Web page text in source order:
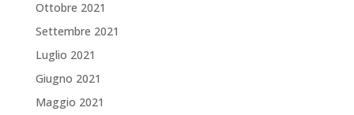
Ottobre 2021
Settembre 2021
Luglio 2021
Giugno 2021
Maggio 2021